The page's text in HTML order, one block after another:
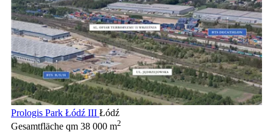
Prologis Park Łódź III Łódź
Gesamtfläche qm 38 000 m2